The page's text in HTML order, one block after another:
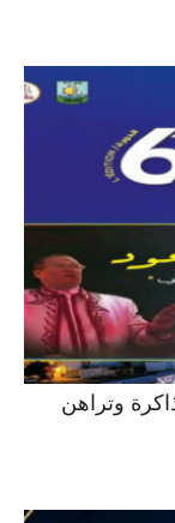
وتراهن